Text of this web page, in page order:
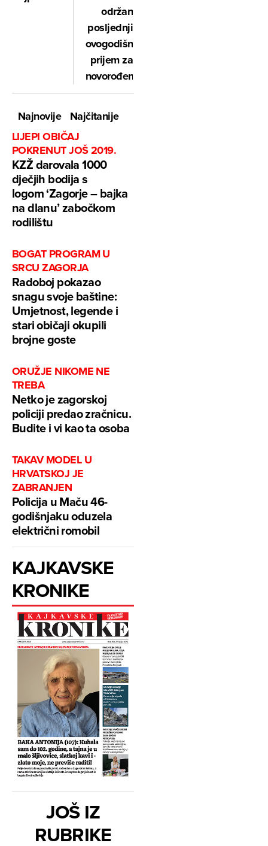
održan
posljednji
ovogodišnji
prijem za
novorođene
Najnovije
Najčitanije
LIJEPI OBIČAJ
POKRENUT JOŠ 2019.
KZŽ darovala 1000
dječjih bodija s
logom ‘Zagorje – bajka
na dlanu’ zabočkom
rodilištu
BOGAT PROGRAM U
SRCU ZAGORJA
Radoboj pokazao
snagu svoje baštine:
Umjetnost, legende i
stari običaji okupili
brojne goste
ORUŽJE NIKOME NE
TREBA
Netko je zagorskoj
policiji predao zračnicu.
Budite i vi kao ta osoba
TAKAV MODEL U
HRVATSKOJ JE
ZABRANJEN
Policija u Maču 46-
godišnjaku oduzela
električni romobil
KAJKAVSKE
KRONIKE
JOŠ IZ
RUBRIKE